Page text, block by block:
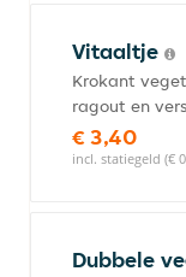
Vitaaltje
Krokant
ragout en
€ 3,40
incl. statiegeld (€
Dubbele